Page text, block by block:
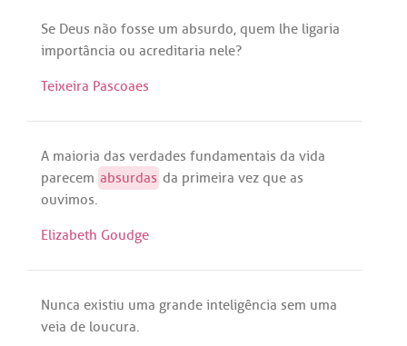
Se Deus não fosse um absurdo, quem lhe ligaria
importância ou acreditaria nele?
Teixeira Pascoaes
A maioria das verdades fundamentais da vida
parecem absurdas da primeira vez que as
ouvimos.
Elizabeth Goudge
Nunca existiu uma grande inteligência sem uma
veia de loucura.